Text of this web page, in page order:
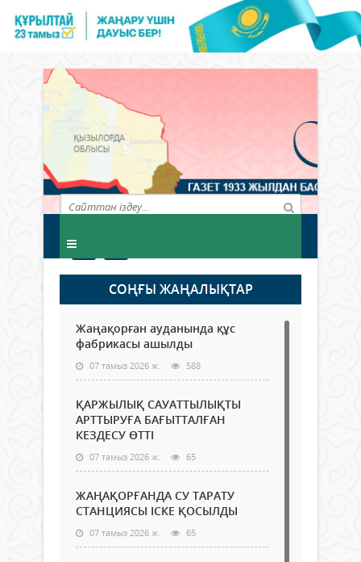
СОҢҒЫ ЖАҢАЛЫҚТАР
Жаңақорған ауданында құс
фабрикасы ашылды
07 тамыз 2026 ж. 588
ҚАРЖЫЛЫҚ САУАТТЫЛЫҚТЫ
АРТТЫРУҒА БАҒЫТТАЛҒАН
КЕЗДЕСУ ӨТТІ
07 тамыз 2026 ж. 65
ЖАҢАҚОРҒАНДА СУ ТАРАТУ
СТАНЦИЯСЫ ІСКЕ ҚОСЫЛДЫ
07 тамыз 2026 ж. 65